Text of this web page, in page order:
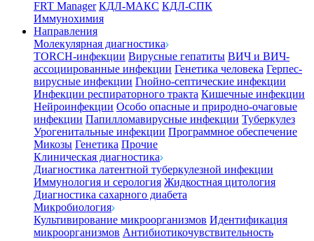
FRT Manager КДЛ-МАКС КДЛ-СПК
Иммунохимия
Направления
Молекулярная диагностика
TORCH-инфекции Вирусные гепатиты ВИЧ и ВИЧ-
ассоциированные инфекции Генетика человека Герпес-
вирусные инфекции Гнойно-септические инфекции
Инфекции респираторного тракта Кишечные инфекции
Нейроинфекции Особо опасные и природно-очаговые
инфекции Папилломавирусные инфекции Туберкулез
Урогенитальные инфекции Программное обеспечение
Микозы Генетика Прочие
Клиническая диагностика
Диагностика латентной туберкулезной инфекции
Иммунология и серология Жидкостная цитология
Диагностика сахарного диабета
Микробиология
Культивирование микроорганизмов Идентификация
микроорганизмов Антибиотикочувствительность